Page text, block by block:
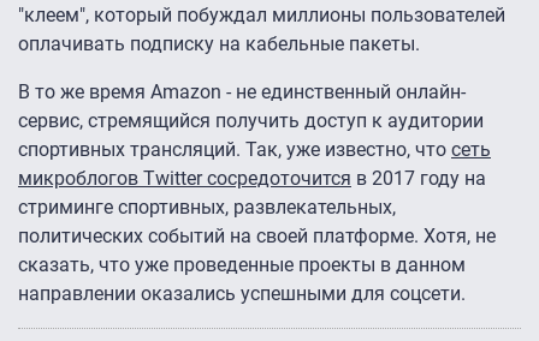
"клеем", который побуждал миллионы пользователей
оплачивать подписку на кабельные пакеты.
В то же время Amazon - не единственный онлайн-
сервис, стремящийся получить доступ к аудитории
спортивных трансляций. Так, уже известно, что сеть
микроблогов Twitter сосредоточится в 2017 году на
стриминге спортивных, развлекательных,
политических событий на своей платформе. Хотя, не
сказать, что уже проведенные проекты в данном
направлении оказались успешными для соцсети.